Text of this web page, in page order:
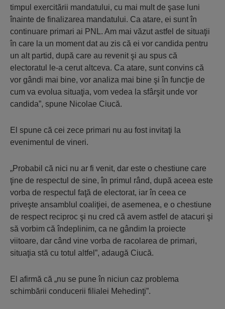
timpul exercitării mandatului, cu mai mult de şase luni
înainte de finalizarea mandatului. Ca atare, ei sunt în
continuare primari ai PNL. Am mai văzut astfel de situaţii
în care la un moment dat au zis că ei vor candida pentru
un alt partid, după care au revenit şi au spus că
electoratul le-a cerut altceva. Ca atare, sunt convins că
vor gândi mai bine, vor analiza mai bine şi în funcţie de
cum va evolua situaţia, vom vedea la sfârşit unde vor
candida”, spune Nicolae Ciucă.
El spune că cei zece primari nu au fost invitaţi la
evenimentul de vineri.
„Probabil că nici nu ar fi venit, dar este o chestiune care
ţine de respectul de sine, în primul rând, după aceea este
vorba de respectul faţă de electorat, iar în ceea ce
priveşte ansamblul coaliţiei, de asemenea, e o chestiune
de respect reciproc şi nu cred că avem astfel de atacuri şi
să vorbim că îndeplinim, ca ne gândim la proiecte
viitoare, dar când vine vorba de racolarea de primari,
situaţia stă cu totul altfel”, adaugă Ciucă.
El afirmă că „nu se pune în niciun caz problema
schimbării conducerii filialei Mehedinţi”.